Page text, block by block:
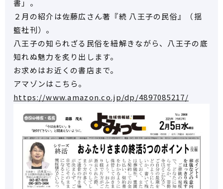
書」。
２月の紹介は佐藤広さん著『続 八王子の民俗』（揺
籃社刊）。
八王子の知られざる民俗を紐解きながら、八王子の底
知れぬ魅力を炙り出します。
お求めはお近くの書店まで。
アマゾンはこちら。
https://www.amazon.co.jp/dp/4897085217/